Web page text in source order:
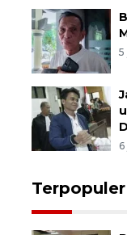
5
Terpopuler